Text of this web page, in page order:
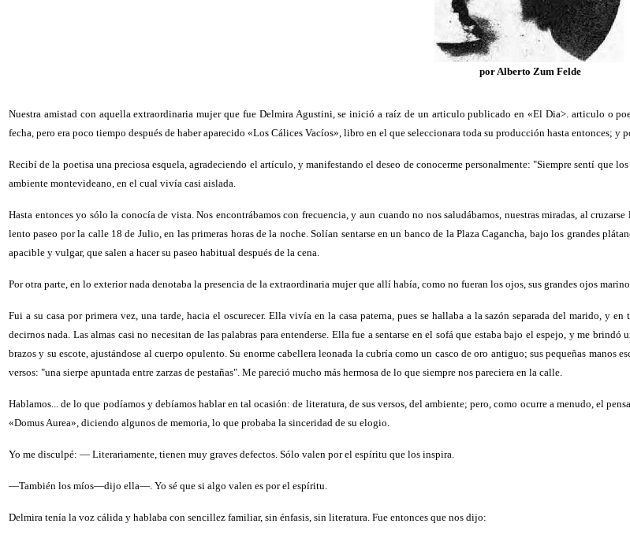
por Alberto Zum Felde
Nuestra amistad con aquella extraordinaria mujer que fue Delmira Agustini, se inició a raíz de un articulo publicado en «El Dia>. articulo o
fecha, pero era poco tiempo después de haber aparecido «Los Cálices Vacíos», libro en el que seleccionara toda su producción hasta entonces; y
Recibí de la poetisa una preciosa esquela, agradeciendo el artículo, y manifestando el deseo de conocerme personalmente: "Siempre sentí que
ambiente montevideano, en el cual vivía casi aislada.
Hasta entonces yo sólo la conocía de vista. Nos encontrábamos con frecuencia, y aun cuando no nos saludábamos, nuestras miradas, al
lento paseo por la calle 18de Julio, en las primeras horas de la noche. Solían sentarse en un banco de la Plaza Cagancha, bajo los grandes
apacible y vulgar, que salen a hacer su paseo habitual después de la cena.
Por otra parte, en lo exterior nada denotaba la presencia de la extraordinaria mujer que allí había, como no fueran los ojos, sus grandes ojos
Fui a su casa por primera vez, una tarde, hacia el oscurecer. Ella vivía en la casa paterna, pues se hallaba a la sazón separada del marido, y
decirnos nada. Las almas casi no necesitan de las palabras para entenderse. Ella fue a sentarse en el sofá que estaba bajo el espejo, y me
brazos y su escote, ajustándose al cuerpo opulento. Su enorme cabellera leonada la cubría como un casco de oro antiguo; sus pequeñas manos
versos: "una sierpe apuntada entre zarzas de pestañas". Me pareció mucho más hermosa de lo que siempre nos pareciera en la calle.
Hablamos... de lo que podíamos y debíamos hablar en tal ocasión: de literatura, de sus versos, del ambiente; pero, como ocurre a menudo, el
«Domus Aurea», diciendo algunos de memoria, lo que probaba la sinceridad de su elogio.
Yo me disculpé: — Literariamente, tienen muy graves defectos. Sólo valen por el espíritu que los inspira.
—También los míos—dijo ella—. Yo sé que si algo valen es por el espíritu.
Delmira tenía la voz cálida y hablaba con sencillez familiar, sin énfasis, sin literatura. Fue entonces que nos dijo: